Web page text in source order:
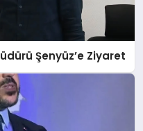
Şenyüz’e Ziyaret